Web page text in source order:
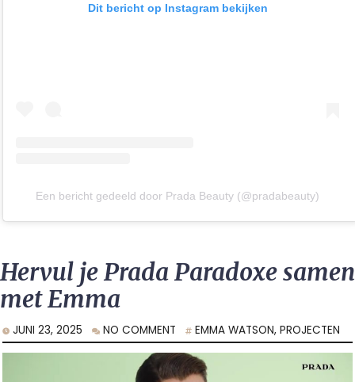
Dit bericht op Instagram bekijken
Een bericht gedeeld door Prada Beauty (@pradabeauty)
Hervul je Prada Paradoxe samen
met Emma
JUNI 23, 2025 NO COMMENT EMMA WATSON, PROJECTEN